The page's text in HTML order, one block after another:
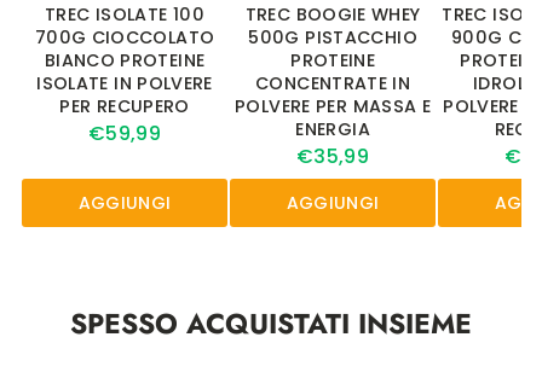
TREC ISOLATE 100
700G CIOCCOLATO
BIANCO PROTEINE
ISOLATE IN POLVERE
PER RECUPERO
€59,99
AGGIUNGI
TREC BOOGIE WHEY
500G PISTACCHIO
PROTEINE
CONCENTRATE IN
POLVERE PER MASSA E
ENERGIA
€35,99
AGGIUNGI
TREC
900G
POLVERE
SPESSO ACQUISTATI INSIEME